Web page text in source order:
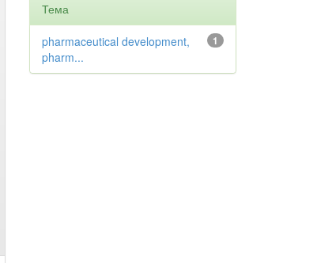
Тема
1
pharmaceutical development,
pharm...